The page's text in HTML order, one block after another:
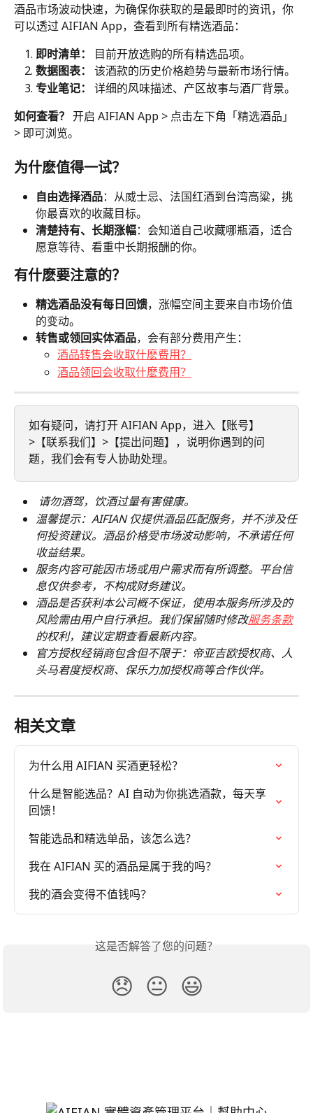
酒品市场波动快速，为确保你获取的是最即时的资讯，你
可以透过 AIFIAN App，查看到所有精选酒品：
即时清单：
目前开放选购的所有精选品项。
数据图表：
该酒款的历史价格趋势与最新市场行情。
专业笔记：
详细的风味描述、产区故事与酒厂背景。
如何查看？ 开启 AIFIAN App > 点击左下角「精选酒品」
> 即可浏览。
为什麽值得一试？
自由选择酒品：从威士忌、法国红酒到台湾高粱，挑
你最喜欢的收藏目标。
清楚持有、长期涨幅：会知道自己收藏哪瓶酒，适合
愿意等待、看重中长期报酬的你。
有什麽要注意的？
精选酒品没有每日回馈，涨幅空间主要来自市场价值
的变动。
转售或领回实体酒品，会有部分费用产生：
酒品转售会收取什麽费用？
酒品领回会收取什麽费用？
如有疑问，请打开 AIFIAN App，进入【账号】
>【联系我们】>【提出问题】，说明你遇到的问
题，我们会有专人协助处理。
请勿酒驾，饮酒过量有害健康。
温馨提示：AIFIAN 仅提供酒品匹配服务，并不涉及任
何投资建议。酒品价格受市场波动影响，不承诺任何
收益结果。
服务内容可能因市场或用户需求而有所调整。平台信
息仅供参考，不构成财务建议。
酒品是否获利本公司概不保证，使用本服务所涉及的
风险需由用户自行承担。我们保留随时修改服务条款
的权利，建议定期查看最新内容。
官方授权经销商包含但不限于：帝亚吉欧授权商、人
头马君度授权商、保乐力加授权商等合作伙伴。
相关文章
为什么用 AIFIAN 买酒更轻松？
什么是智能选品？AI 自动为你挑选酒款，每天享
回馈！
智能选品和精选单品，该怎么选？
我在 AIFIAN 买的酒品是属于我的吗？
我的酒会变得不值钱吗？
这是否解答了您的问题？
😞 😐 😃